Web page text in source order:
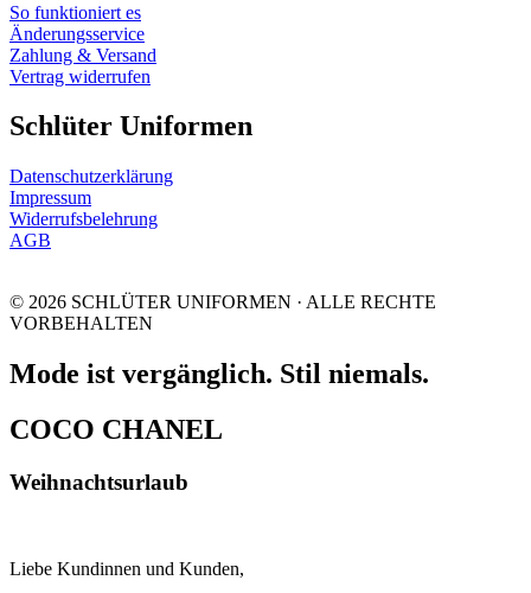
So funktioniert es
Änderungsservice
Zahlung & Versand
Vertrag widerrufen
Schlüter Uniformen
Datenschutzerklärung
Impressum
Widerrufsbelehrung
AGB
© 2026 SCHLÜTER UNIFORMEN · ALLE RECHTE
VORBEHALTEN
Mode ist vergänglich. Stil niemals.
COCO CHANEL
Weihnachtsurlaub
Liebe Kundinnen und Kunden,